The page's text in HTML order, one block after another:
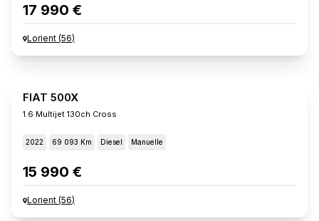
17 990 €
Lorient (56)
FIAT 500X
1.6 Multijet 130ch Cross
2022 69 093 Km Diesel Manuelle
15 990 €
Lorient (56)